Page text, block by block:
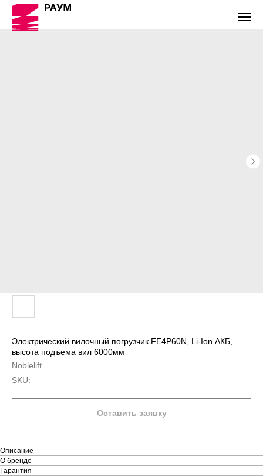
Электрический вилочный погрузчик FE4P60N, Li-Ion АКБ,
высота подъема вил 6000мм
Noblelift
SKU:
Оставить заявку
Описание
О бренде
Гарантия